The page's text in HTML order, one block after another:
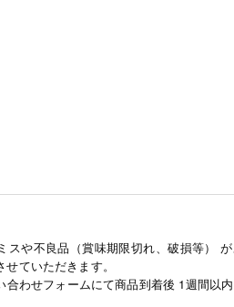
スや不良品（賞味期限切れ、破損等）
ていただきます。
合わせフォームにて商品到着後 1週間以